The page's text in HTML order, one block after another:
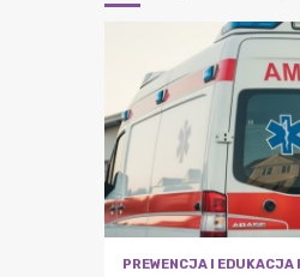
PREWENCJA I EDUKACJA